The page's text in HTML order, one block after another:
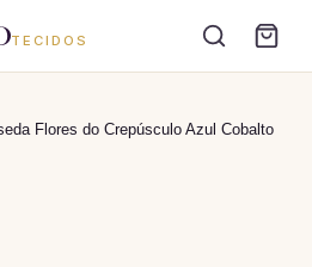
TECIDOS
Flores do Crepúsculo Azul Cobalto